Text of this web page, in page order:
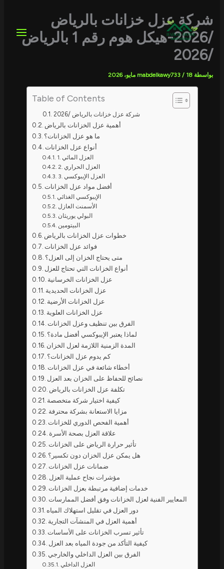
المحتوى
شركة عزل خزانات بالرياض
/2026-هيكل هوم رقم 1 بالرياض
/2026
بواسطة mabdelkawy733 / 18 مايو، 2026
Table of Contents
شركة عزل خزانات بالرياض /2026
أهمية عزل الخزانات بالرياض
ما هو عزل الخزانات؟
أنواع عزل الخزانات
1. العزل المائي
2. العزل الحراري
3. العزل الإيبوكسي
أفضل مواد عزل الخزانات
الإيبوكسي الغذائي
الأسمنت العازل
البولي يوريثان
البيتومين
خطوات عزل الخزانات بالرياض
فوائد عزل الخزانات
متى يحتاج الخزان إلى العزل؟
أنواع الخزانات التي تحتاج للعزل
عزل الخزانات الخرسانية
عزل الخزانات الحديدية
عزل الخزانات الأرضية
عزل الخزانات العلوية
الفرق بين تنظيف وعزل الخزانات
لماذا يعتبر الإيبوكسي أفضل مادة؟
المدة الزمنية اللازمة لعزل الخزان
كم يدوم عزل الخزانات؟
أخطاء شائعة في عزل الخزانات
نصائح للحفاظ على الخزان بعد العزل
تكلفة عزل الخزانات بالرياض
كيفية اختيار شركة متخصصة
مزايا الاستعانة بشركة محترفة
أهمية الفحص الدوري للخزانات
علاقة العزل بصحة الأسرة
تأثير حرارة الرياض على الخزانات
هل يمكن عزل الخزان دون تكسير؟
ضمانات عزل الخزانات
مؤشرات نجاح عملية العزل
خدمات إضافية مرتبطة بعزل الخزانات
المعايير الفنية لعزل الخزانات وفق أفضل الممارسات
دور العزل في تقليل استهلاك المياه
أهمية العزل في المنشآت التجارية
تأثير تسرب الخزانات على الأساسات
كيفية التأكد من جودة المياه بعد العزل
الفرق بين العزل الداخلي والخارجي
العزل الداخلي